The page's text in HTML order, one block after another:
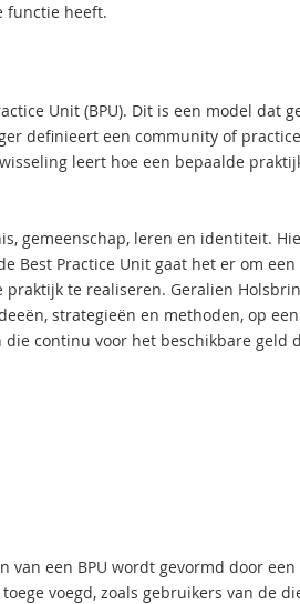
functie heeft.
Unit (BPU). Dit is een model dat
definieert een community of
leert hoe een bepaalde
gemeenschap, leren en identiteit.
Best Practice Unit gaat het er om
te realiseren. Geralien
strategieën en methoden, op
continu voor het beschikbare geld
van een BPU wordt gevormd door
voegd, zoals gebruikers van de